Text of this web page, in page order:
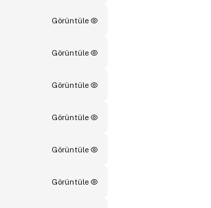
Görüntüle
Görüntüle
Görüntüle
Görüntüle
Görüntüle
Görüntüle